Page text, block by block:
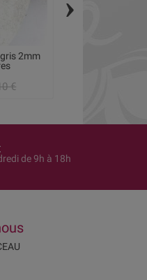
2mm
€
de 9h à 18h